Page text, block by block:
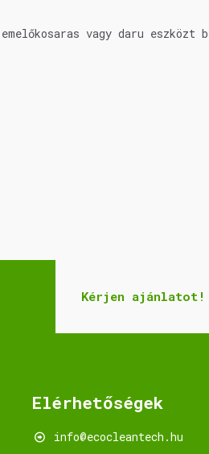
vagy daru eszközt
Kérjen ajánlatot!
Elérhetőségek
info@ecocleantech.hu